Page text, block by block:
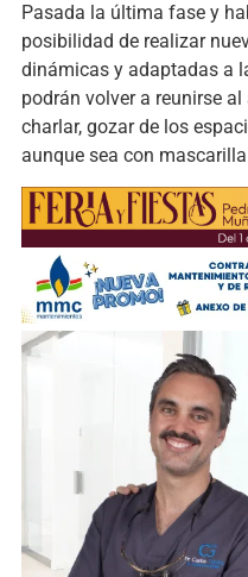
Pasada la última fase y
posibilidad de realizar
dinámicas y adaptadas a
podrán volver a reunirse
charlar, gozar de los
aunque sea con